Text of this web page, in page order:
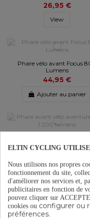
26,95 €
View
Phare vèlo avant Focus
Lumens
44,95 €
Ajouter au panier
Eltin 1 200 lumens
Ajouter au panier
Éclairages
ELTIN CYCLING
Nous utilisons nos propres
fonctionnement du site,
d'améliorer nos services et,
publicitaires en fonction de
pouvez cliquer sur
cookies ou configurer ou
préférences.